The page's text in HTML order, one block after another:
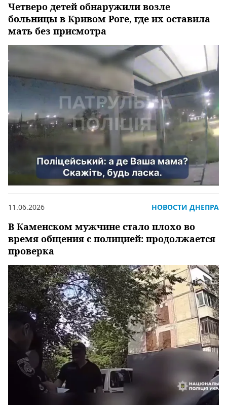
Четверо детей обнаружили возле
больницы в Кривом Роге, где их оставила
мать без присмотра
В Каменском мужчине стало плохо во
время общения с полицией: продолжается
проверка
11.06.2026 НОВОСТИ ДНЕПРА